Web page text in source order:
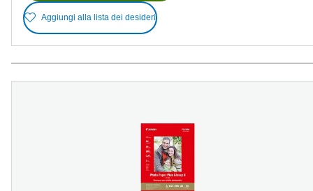
Aggiungi alla lista dei desideri